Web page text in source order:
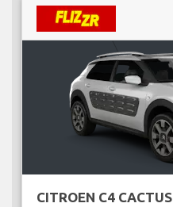
CITROEN C4 CACTUS